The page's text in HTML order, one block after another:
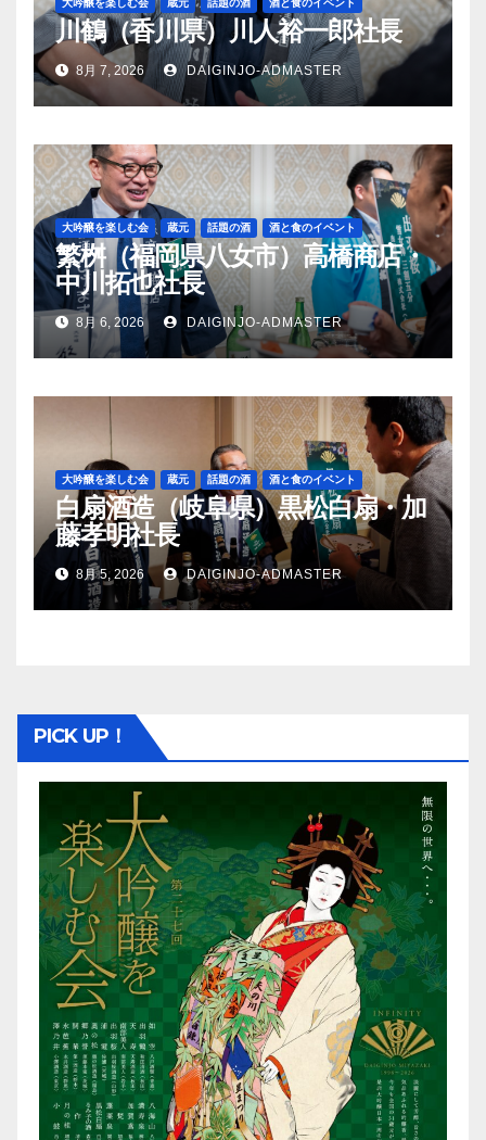
大吟醸を楽しむ会 蔵元 話題の酒 酒と食のイベント
川鶴（香川県）川人裕一郎社長
8月 7, 2026 DAIGINJO-ADMASTER
大吟醸を楽しむ会 蔵元 話題の酒 酒と食のイベント
繁桝（福岡県八女市）高橋商店・
中川拓也社長
8月 6, 2026 DAIGINJO-ADMASTER
大吟醸を楽しむ会 蔵元 話題の酒 酒と食のイベント
白扇酒造（岐阜県）黒松白扇・加
藤孝明社長
8月 5, 2026 DAIGINJO-ADMASTER
PICK UP！